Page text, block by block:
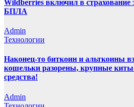
Wildberries включил в страхование
БПЛА
Admin
Технологии
Наконец-то биткоин и альткоины
кошельки разорены, крупные
средства!
Admin